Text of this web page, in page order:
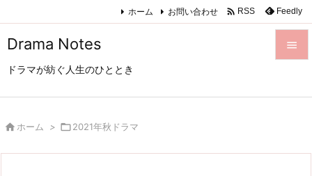
Drama Notes
ドラマが紡ぐ人生のひととき

ホーム お問い合わせ  RSS Feedly
 ホーム > 2021年秋ドラマ